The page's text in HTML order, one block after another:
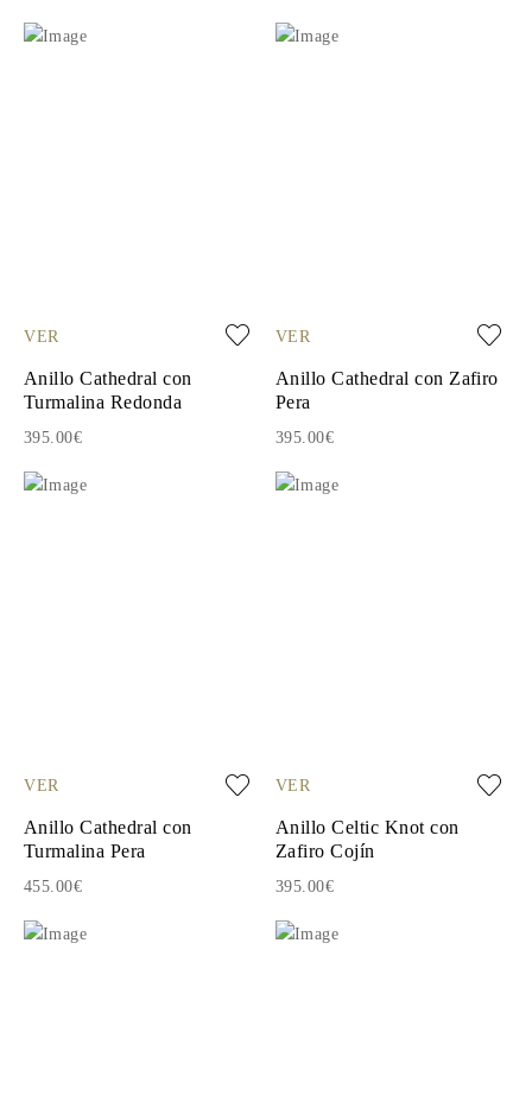
VER
Anillo Cathedral con
Turmalina Redonda
395.00€
VER
Anillo Cathedral con Zafiro
Pera
395.00€
VER
Anillo Cathedral con
Turmalina Pera
455.00€
VER
Anillo Celtic Knot con
Zafiro Cojín
395.00€